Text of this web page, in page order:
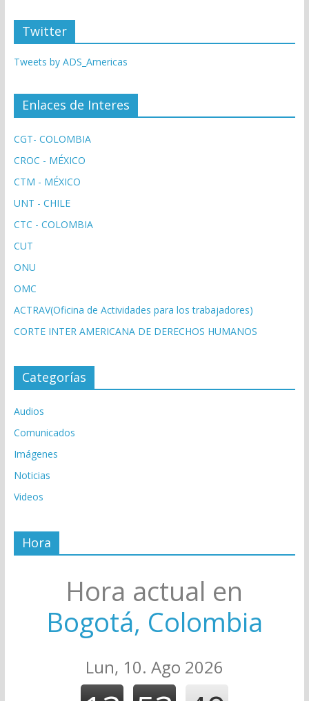
Twitter
Tweets by ADS_Americas
Enlaces de Interes
CGT- COLOMBIA
CROC - MÉXICO
CTM - MÉXICO
UNT - CHILE
CTC - COLOMBIA
CUT
ONU
OMC
ACTRAV(Oficina de Actividades para los trabajadores)
CORTE INTER AMERICANA DE DERECHOS HUMANOS
Categorías
Audios
Comunicados
Imágenes
Noticias
Videos
Hora
Hora actual en
Bogotá, Colombia